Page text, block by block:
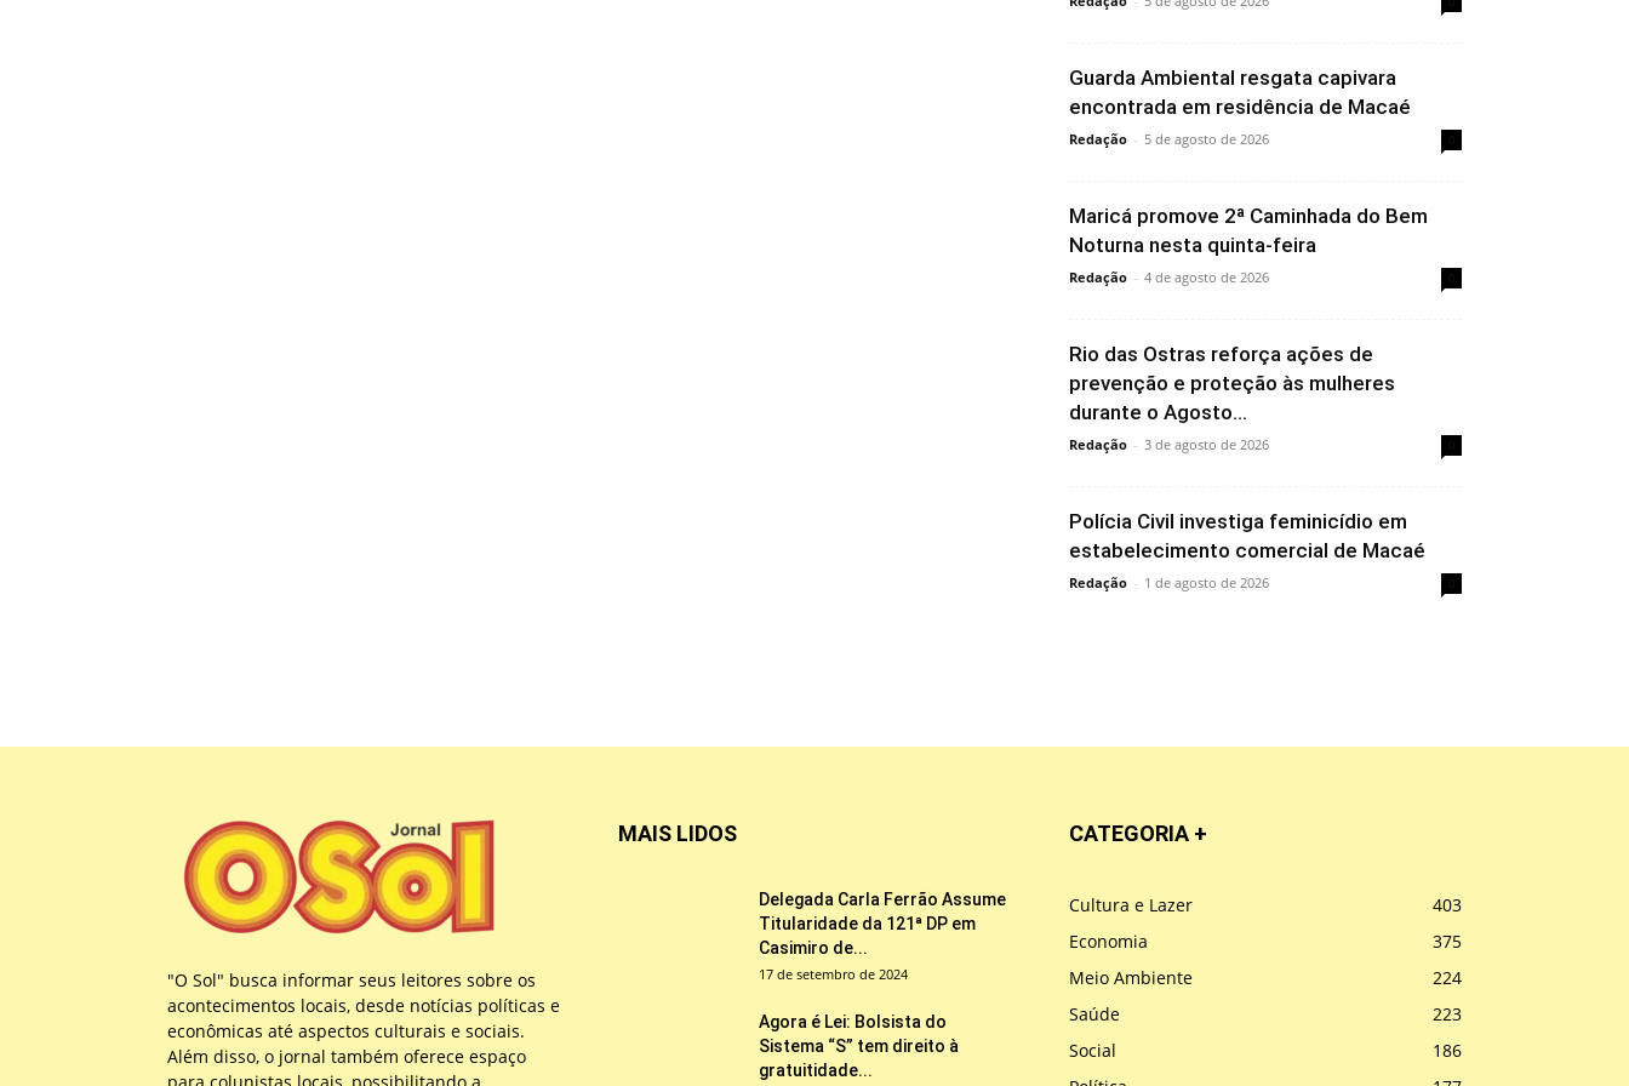
Guarda Ambiental resgata capivara
encontrada em residência de Macaé
Redação - 5 de agosto de 2026
Maricá promove 2ª Caminhada do Bem
Noturna nesta quinta-feira
Redação - 4 de agosto de 2026
Rio das Ostras reforça ações de
prevenção e proteção às mulheres
durante o Agosto...
Redação - 3 de agosto de 2026
Polícia Civil investiga feminicídio em
estabelecimento comercial de Macaé
Redação - 1 de agosto de 2026
"O Sol" busca informar seus leitores sobre os
acontecimentos locais, desde notícias políticas e
econômicas até aspectos culturais e sociais.
Além disso, o jornal também oferece espaço
MAIS LIDOS
Delegada Carla Ferrão Assume
Titularidade da 121ª DP em
Casimiro de...
17 de setembro de 2024
Agora é Lei: Bolsista do
Sistema “S” tem direito à
gratuitidade...
CATEGORIA +
Cultura e Lazer
403
Economia
375
Meio Ambiente
224
Saúde
223
Social
186